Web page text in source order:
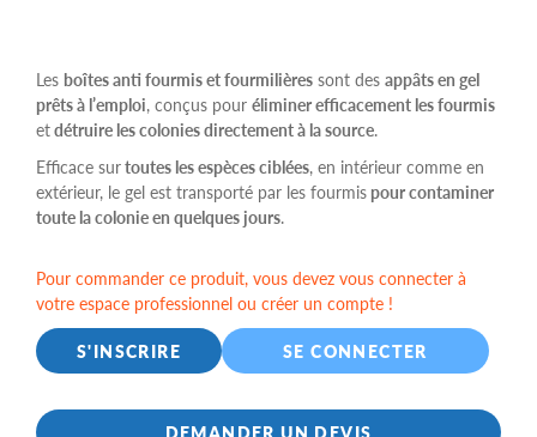
Les boîtes anti fourmis et fourmilières sont des appâts en gel
prêts à l’emploi, conçus pour éliminer efficacement les fourmis
etdétruire les colonies directement à la source.
Efficace surtoutes les espèces ciblées, en intérieur comme en
extérieur, le gel est transporté par les fourmis pour contaminer
toute la colonie en quelques jours.
Pour commander ce produit, vous devez vous connecter à
votre espace professionnel ou créer un compte !
S'INSCRIRE
SE CONNECTER
DEMANDER UN DEVIS